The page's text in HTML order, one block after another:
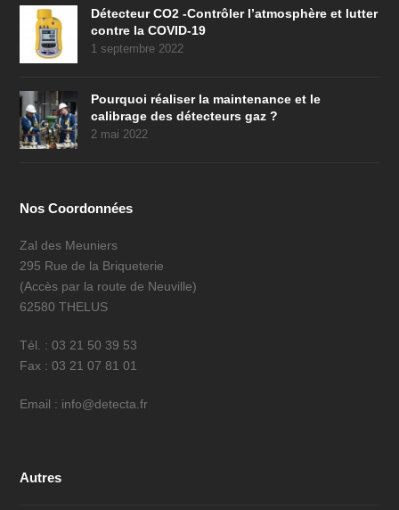
Détecteur CO2 -Contrôler l’atmosphère et lutter
contre la COVID-19
1 septembre 2022
Pourquoi réaliser la maintenance et le
calibrage des détecteurs gaz ?
2 mai 2022
Nos Coordonnées
Zal des Meuniers
295 Rue de la Briqueterie
(Accès par la route de Neuville)
62580 THELUS
Tél. : 03 21 50 39 53
Fax : 03 21 07 81 01
Email : info@detecta.fr
Autres